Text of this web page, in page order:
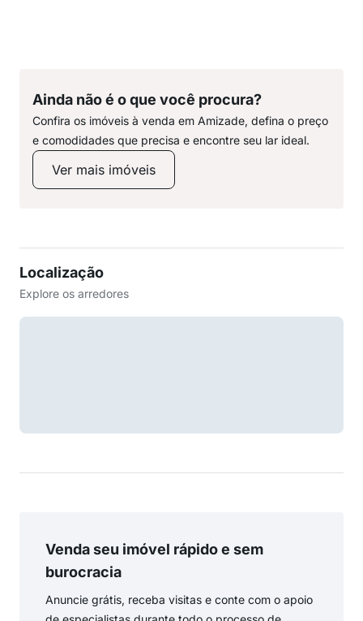
Ainda não é o que você procura?
Confira os imóveis à venda em Amizade, defina o preço
e comodidades que precisa e encontre seu lar ideal.
Ver mais imóveis
Localização
Explore os arredores
Venda seu imóvel rápido e sem
burocracia
Anuncie grátis, receba visitas e conte com o apoio